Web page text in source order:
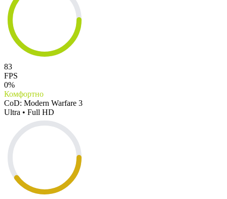
83
FPS
0%
Комфортно
CoD: Modern Warfare 3
Ultra • Full HD